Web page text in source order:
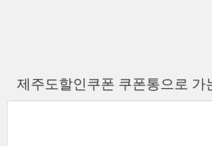
제주도할인쿠폰 쿠폰통으로 가